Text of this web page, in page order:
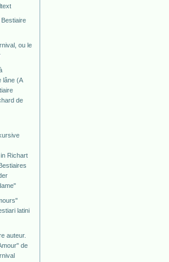
ou le
lâne (A
de
Richart
latini
auteur.
de